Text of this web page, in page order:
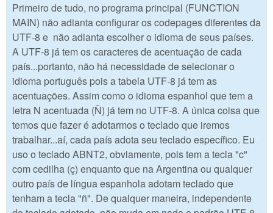
Primeiro de tudo, no programa principal (FUNCTION
MAIN) não adianta configurar os codepages diferentes da
UTF-8 e não adianta escolher o idioma de seus países.
A UTF-8 já tem os caracteres de acentuação de cada
país...portanto, não há necessidade de selecionar o
idioma português pois a tabela UTF-8 já tem as
acentuações. Assim como o idioma espanhol que tem a
letra N acentuada (Ñ) já tem no UTF-8. A única coisa que
temos que fazer é adotarmos o teclado que iremos
trabalhar...aí, cada país adota seu teclado específico. Eu
uso o teclado ABNT2, obviamente, pois tem a tecla "c"
com cedilha (ç) enquanto que na Argentina ou qualquer
outro país de língua espanhola adotam teclado que
tenham a tecla "ñ". De qualquer maneira, independente